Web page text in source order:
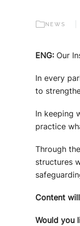
NEWS
ENG: Our
In every
to
In keeping
practice
Through
structures
Content
Would you